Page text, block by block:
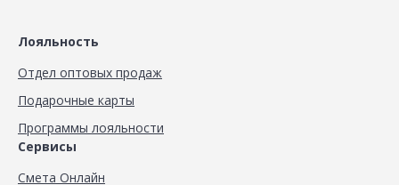
Лояльность
Отдел оптовых продаж
Подарочные карты
Программы лояльности
Сервисы
Смета Онлайн